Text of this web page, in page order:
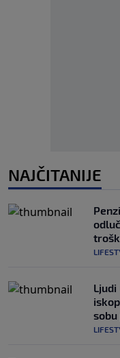
NAJČITANIJE
sobu